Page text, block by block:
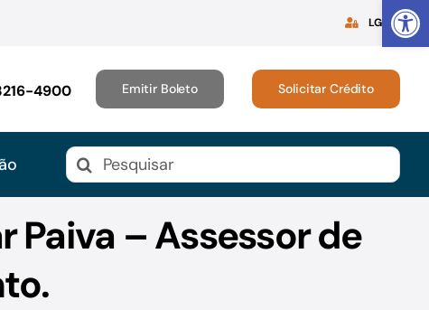
Abrir
LGPD
4900 Emitir Boleto Solicitar Crédito
Buscar
resultados
para:
Paiva – Assessor de